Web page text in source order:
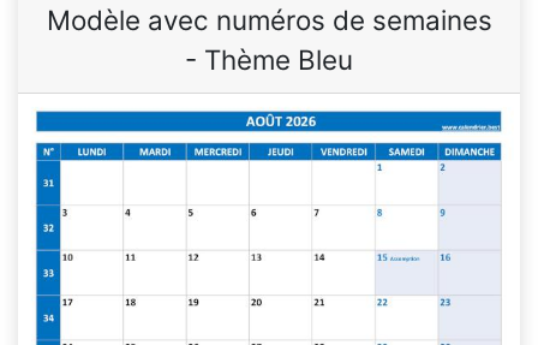
Modèle avec numéros de semaines
- Thème Bleu